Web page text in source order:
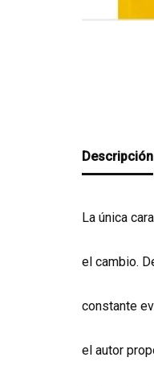
Descripción
La única
el cambio.
constante
el autor